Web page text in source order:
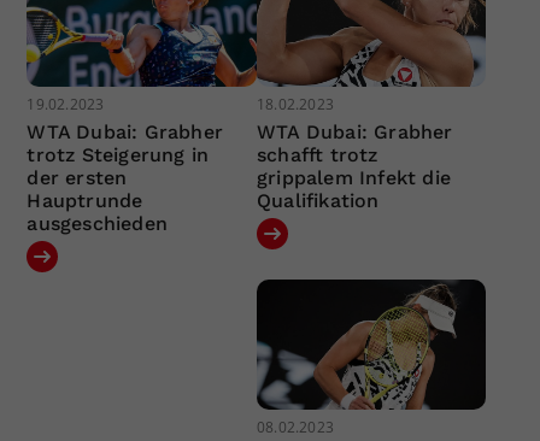
19.02.2023
WTA Dubai: Grabher
trotz Steigerung in
der ersten
Hauptrunde
ausgeschieden
18.02.2023
WTA Dubai: Grabher
schafft trotz
grippalem Infekt die
Qualifikation
08.02.2023